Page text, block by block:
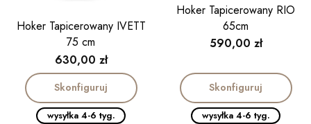
Hoker Tapicerowany IVETT
75 cm
Cena
630,00 zł
Skonfiguruj
wysyłka 4-6 tyg.
Hoker Tapicerowany RIO
65cm
Cena
590,00 zł
Skonfiguruj
wysyłka 4-6 tyg.